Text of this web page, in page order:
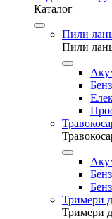
Каталог
Пили
Пили
Тримери
Тримери